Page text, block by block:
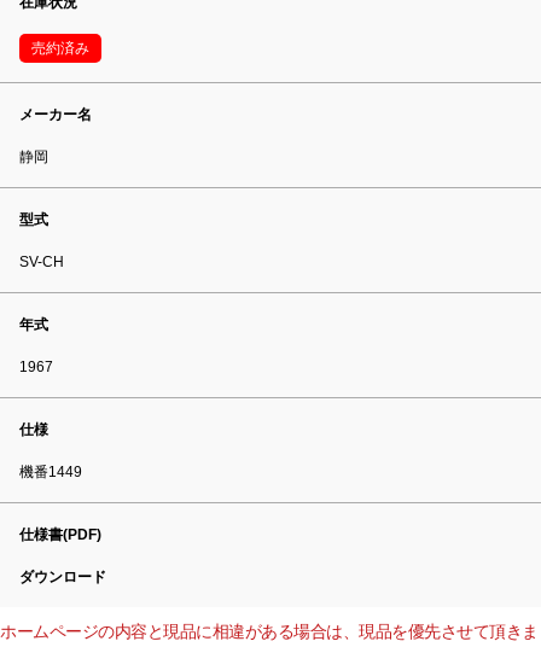
売約済み
メーカー名
静岡
型式
SV-CH
年式
1967
仕様
機番1449
仕様書(PDF)
ダウンロード
ホームページの内容と現品に相違がある場合は、現品を優先させて頂きま